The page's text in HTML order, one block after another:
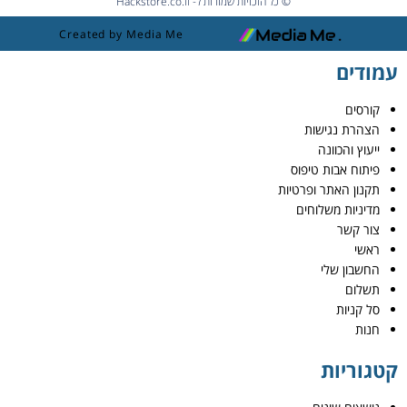
Created by Media Me
עמודים
קורסים
הצהרת נגישות
ייעוץ והכוונה
פיתוח אבות טיפוס
תקנון האתר ופרטיות
מדיניות משלוחים
צור קשר
ראשי
החשבון שלי
תשלום
סל קניות
חנות
קטגוריות